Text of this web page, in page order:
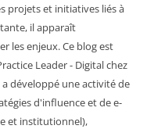
projets et initiatives liés à
il apparaît
les enjeux. Ce blog est
Leader - Digital chez
a développé une activité de
d'influence et de e-
et institutionnel),